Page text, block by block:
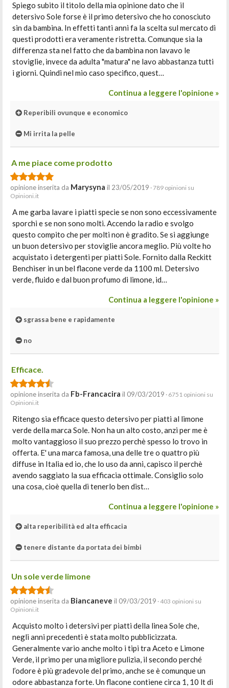
Spiego subito il titolo della mia opinione dato che il
detersivo Sole forse è il primo detersivo che ho conosciuto
sin da bambina. In effetti tanti anni fa la scelta sul mercato di
questi prodotti era veramente ristretta. Comunque sia la
differenza sta nel fatto che da bambina non lavavo le
stoviglie, invece da adulta "matura" ne lavo abbastanza tutti
i giorni. Quindi nel mio caso specifico, quest…
Continua a leggere l'opinione »
Reperibili ovunque e economico
Mi irrita la pelle
A me piace come prodotto
opinione inserita da Marysyna il 23/05/2019 · 789 opinioni su
Opinioni.it
A me garba lavare i piatti specie se non sono eccessivamente
sporchi e se non sono molti. Accendo la radio e svolgo
questo compito che per molti non è gradito. Se si aggiunge
un buon detersivo per stoviglie ancora meglio. Più volte ho
acquistato i detergenti per piatti Sole. Fornito dalla Reckitt
Benchiser in un bel flacone verde da 1100 ml. Detersivo
verde, fluido e dal buon profumo di limone, id…
Continua a leggere l'opinione »
sgrassa bene e rapidamente
no
Efficace.
opinione inserita da Fb-Francacira il 09/03/2019 · 6751 opinioni su
Opinioni.it
Ritengo sia efficace questo detersivo per piatti al limone
verde della marca Sole. Non ha un alto costo, anzi per me è
molto vantaggioso il suo prezzo perchè spesso lo trovo in
offerta. E' una marca famosa, una delle tre o quattro più
diffuse in Italia ed io, che lo uso da anni, capisco il perchè
avendo saggiato la sua efficacia ottimale. Consiglio solo
una cosa, cioè quella di tenerlo ben dist…
Continua a leggere l'opinione »
alta reperibilità ed alta efficacia
tenere distante da portata dei bimbi
Un sole verde limone
opinione inserita da Biancaneve il 09/03/2019 · 403 opinioni su
Opinioni.it
Acquisto molto i detersivi per piatti della linea Sole che,
negli anni precedenti è stata molto pubblicizzata.
Generalmente vario anche molto i tipi tra Aceto e Limone
Verde, il primo per una migliore pulizia, il secondo perché
l’odore è più gradevole del primo, anche se è comunque un
odore abbastanza forte. Un flacone contiene circa 1, 10 lt di